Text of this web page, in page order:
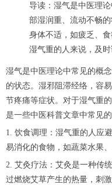
导读：湿气是中医理
部湿润重、流动不畅
身体不适，如疲乏、
湿气重的人来说，及
湿气是中医理论中常见的概
的状态。湿邪阻滞经络，容
节疼痛等症状。对于湿气重
是一些中医科普文章中常见
1. 饮食调理：湿气重的人应
易消化的食物，如蔬菜水果
2. 艾灸疗法：艾灸是一种传
过燃烧艾草产生的热量，刺